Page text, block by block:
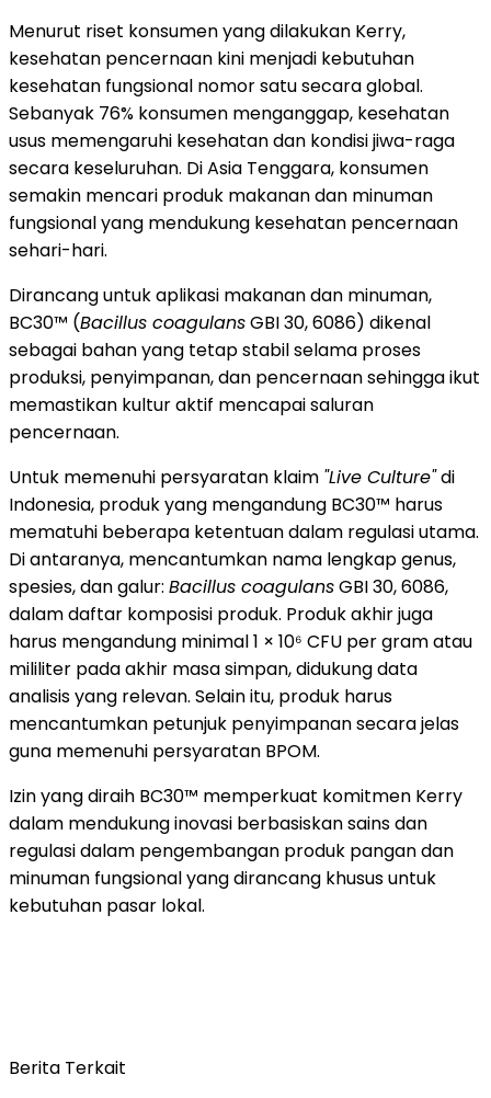
Menurut riset konsumen yang dilakukan Kerry,
kesehatan pencernaan kini menjadi kebutuhan
kesehatan fungsional nomor satu secara global.
Sebanyak 76% konsumen menganggap, kesehatan
usus memengaruhi kesehatan dan kondisi jiwa-raga
secara keseluruhan. Di Asia Tenggara, konsumen
semakin mencari produk makanan dan minuman
fungsional yang mendukung kesehatan pencernaan
sehari-hari.
Dirancang untuk aplikasi makanan dan minuman,
BC30™ (Bacillus coagulansGBI 30, 6086) dikenal
sebagai bahan yang tetap stabil selama proses
produksi, penyimpanan, dan pencernaan sehingga ikut
memastikan kultur aktif mencapai saluran
pencernaan.
Untuk memenuhi persyaratan klaim "Live Culture"di
Indonesia, produk yang mengandung BC30™ harus
mematuhi beberapa ketentuan dalam regulasi utama.
Di antaranya, mencantumkan nama lengkap genus,
spesies, dan galur: Bacillus coagulansGBI 30, 6086,
dalam daftar komposisi produk. Produk akhir juga
harus mengandung minimal 1 × 10⁶ CFU per gram atau
mililiter pada akhir masa simpan, didukung data
analisis yang relevan. Selain itu, produk harus
mencantumkan petunjuk penyimpanan secara jelas
guna memenuhi persyaratan BPOM.
Izin yang diraih BC30™ memperkuat komitmen Kerry
dalam mendukung inovasi berbasiskan sains dan
regulasi dalam pengembangan produk pangan dan
minuman fungsional yang dirancang khusus untuk
kebutuhan pasar lokal.
Berita Terkait